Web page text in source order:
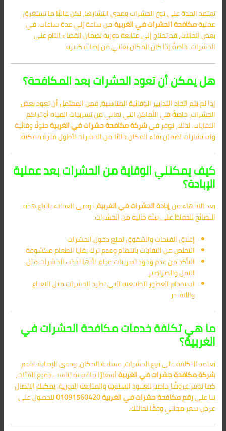
تعتمد المدة على نوع الحشرات ومدى انتشارها، لكن غالبًا ما تستغرق
عمليةمكافحة الحشرات في الغربيةمن ساعة إلى عدة ساعات. في
بعض الحالات، قد تحتاج إلى متابعة دورية لضمان القضاء التام على
الحشرات، خاصةً إذا كان المكان يعاني من إصابة كبيرة.
هل يمكن أن تعود الحشرات بعد المكافحة؟
إذا لم يتم اتخاذ التدابير الوقائية المناسبة، فمن المحتمل أن تعود بعض
الحشرات، خاصةً في الأماكن التي تعاني من تسريبات المياه أو تراكم
النفايات. لذلك، نوفر فيشركة مكافحة حشرات في الغربيةحلولًا وقائية
واستشارات لضمان بقاء المكان خاليًا من الحشرات لأطول فترة ممكنة.
كيف يمكنني الوقاية من الحشرات بعد عملية
الإبادة؟
بعد الانتهاء منإبادة الحشرات في الغربية، نوصي العملاء باتباع هذه
النصائح للحفاظ على بيئة خالية من الحشرات:
إغلاق الفتحات والشقوق لمنع دخول الحشرات
التخلص من النفايات بانتظام وعدم ترك بقايا الطعام مكشوفة
التأكد من عدم وجود تسريبات مياه، لأنها تجذب الحشرات مثل
النمل والصراصير
استخدام العطور الطبيعية التي تطرد الحشرات مثل النعناع
واللافندر
ما هي تكلفة خدمات مكافحة الحشرات في
الغربية؟
تعتمد التكلفة على نوع الحشرات، مساحة المكان، ومدى الإصابة. تقدم
شركة مكافحة حشرات في الغربيةأسعارًا تنافسية تناسب جميع الفئات،
كما نوفر عروضًا خاصة للعقود السنوية والمتابعة الدورية. يمكنك الاتصال
بنا علىرقم مكافحة حشرات في الغربية01091560420
للحصول على
عرض سعر مجاني وفقًا لحالتك.